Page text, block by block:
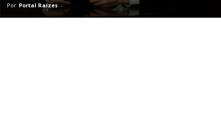
Por Portal Raízes -